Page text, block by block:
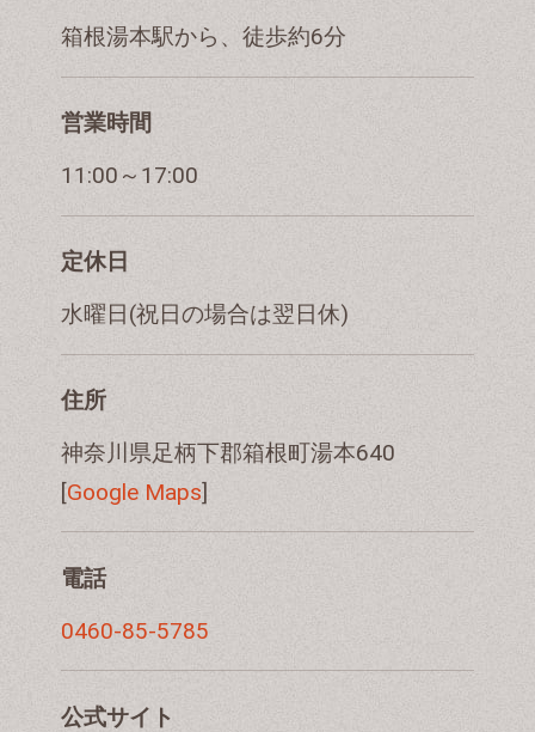
箱根湯本駅から、徒歩約6分
営業時間
11:00～17:00
定休日
水曜日(祝日の場合は翌日休)
住所
神奈川県足柄下郡箱根町湯本640
[Google Maps]
電話
0460-85-5785
公式サイト